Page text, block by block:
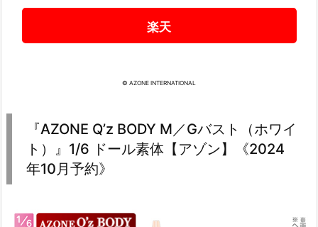
楽天
© AZONE INTERNATIONAL
『AZONE Q’z BODY M／Gバスト（ホワイ
ト）』1/6 ドール素体【アゾン】《2024
年10月予約》